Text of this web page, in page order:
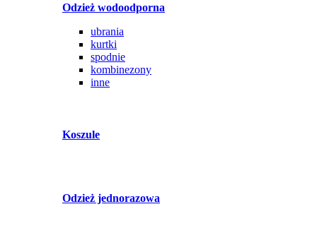
Odzież wodoodporna
ubrania
kurtki
spodnie
kombinezony
inne
Koszule
Odzież jednorazowa